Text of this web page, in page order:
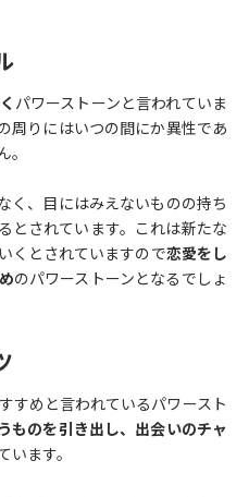
パワーストーンと言われていま
周りにはいつの間にか異性であ
く、目にはみえないものの持ち
とされています。これは新たな
くとされていますので恋愛をし
のパワーストーンとなるでしょ
すめと言われているパワースト
ものを引き出し、出会いのチャ
います。